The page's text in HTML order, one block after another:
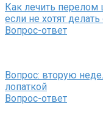
Как лечить
если не хотят
Вопрос-ответ
Вопрос: вторую
лопаткой
Вопрос-ответ